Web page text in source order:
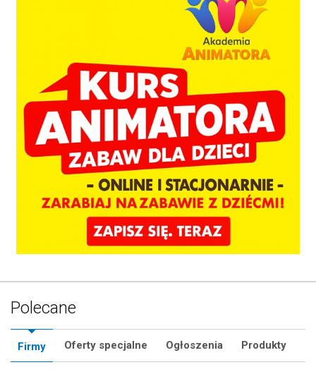
Polecane
Firmy Oferty specjalne Ogłoszenia Produkty